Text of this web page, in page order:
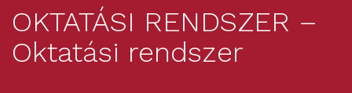
OKTATÁSI RENDSZER –
Oktatási rendszer